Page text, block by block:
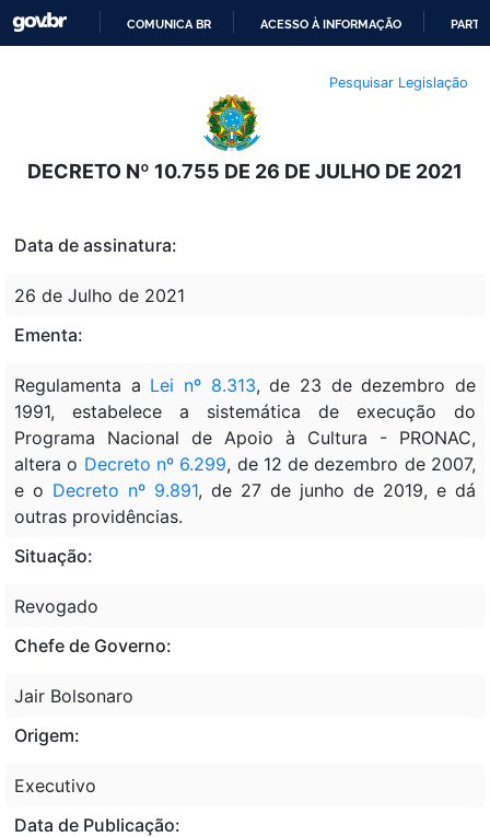
O
CONTEÚDO
COMUNICA BR ACESSO À INFORMAÇÃO
Pesquisar Legislação
DECRETO Nº 10.755 DE 26 DE JULHO DE 2021
Data de assinatura:
26 de Julho de 2021
Ementa:
Regulamenta a Lei nº 8.313, de 23 de dezembro de
1991, estabelece a sistemática de execução do
Programa Nacional de Apoio à Cultura - PRONAC,
altera o Decreto nº 6.299, de 12 de dezembro de 2007,
e o Decreto nº 9.891, de 27 de junho de 2019, e dá
outras providências.
Situação:
Revogado
Chefe de Governo:
Jair Bolsonaro
Origem:
Executivo
Data de Publicação: